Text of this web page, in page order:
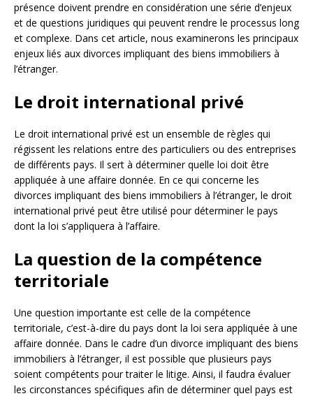
présence doivent prendre en considération une série d’enjeux
et de questions juridiques qui peuvent rendre le processus long
et complexe. Dans cet article, nous examinerons les principaux
enjeux liés aux divorces impliquant des biens immobiliers à
l’étranger.
Le droit international privé
Le droit international privé est un ensemble de règles qui
régissent les relations entre des particuliers ou des entreprises
de différents pays. Il sert à déterminer quelle loi doit être
appliquée à une affaire donnée. En ce qui concerne les
divorces impliquant des biens immobiliers à l’étranger, le droit
international privé peut être utilisé pour déterminer le pays
dont la loi s’appliquera à l’affaire.
La question de la compétence
territoriale
Une question importante est celle de la compétence
territoriale, c’est-à-dire du pays dont la loi sera appliquée à une
affaire donnée. Dans le cadre d’un divorce impliquant des biens
immobiliers à l’étranger, il est possible que plusieurs pays
soient compétents pour traiter le litige. Ainsi, il faudra évaluer
les circonstances spécifiques afin de déterminer quel pays est